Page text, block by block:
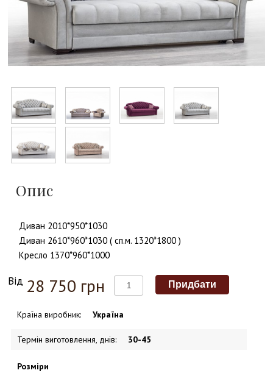
Опис
Диван 2010*950*1030
Диван 2610*960*1030 ( сп.м. 1320*1800 )
Кресло 1370*960*1000
Від 28 750 грн
Країна виробник: Україна
Термін виготовлення, днів: 30-45
Розміри